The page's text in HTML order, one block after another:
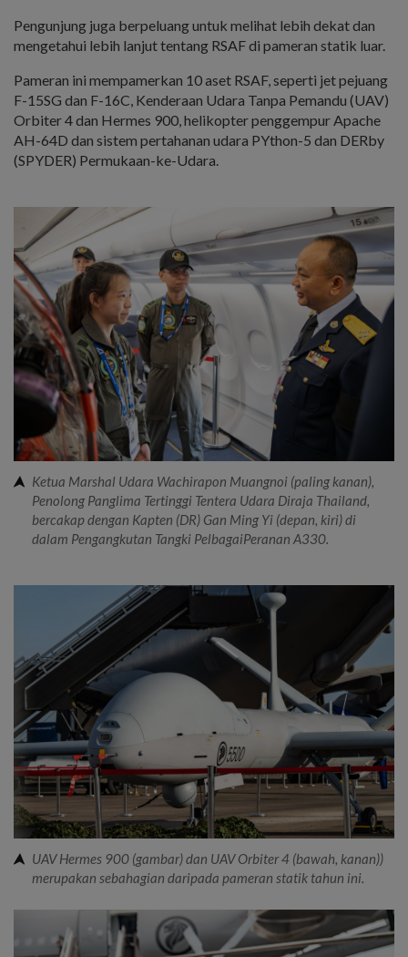
Pengunjung juga berpeluang untuk melihat lebih dekat dan
mengetahui lebih lanjut tentang RSAF di pameran statik luar.
Pameran ini mempamerkan 10 aset RSAF, seperti jet pejuang
F-15SG dan F-16C, Kenderaan Udara Tanpa Pemandu (UAV)
Orbiter 4 dan Hermes 900, helikopter penggempur Apache
AH-64D dan sistem pertahanan udara PYthon-5 dan DERby
(SPYDER) Permukaan-ke-Udara.
Ketua Marshal Udara Wachirapon Muangnoi (paling kanan),
Penolong Panglima Tertinggi Tentera Udara Diraja Thailand,
bercakap dengan Kapten (DR) Gan Ming Yi (depan, kiri) di
dalam Pengangkutan Tangki PelbagaiPeranan A330.
UAV Hermes 900 (gambar) dan UAV Orbiter 4 (bawah, kanan))
merupakan sebahagian daripada pameran statik tahun ini.